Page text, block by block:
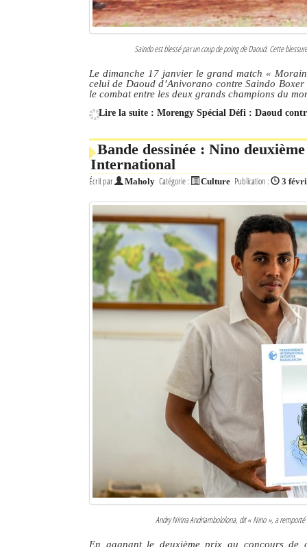
Saindo est blessé par un coup de poing de Daoud. Cette
Le dimanche 17 janvier le grand match «
celui de Daoud d’Anivorano contre Saindo
le combat entre les deux grands champions du
Lire la suite : Morengy Spécial Défi : Daoud
Bande dessinée : Nino
International
Écrit par Maholy Catégorie : Culture Publication : 3
Andry Nirina Andriambololona, dit« Nino », a remporté
En gagnant le deuxième prix au concours de